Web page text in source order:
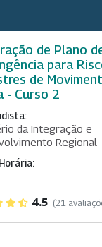
de Plano
para
de
- Curso 2
da Integração e
Regional
4.5 (21